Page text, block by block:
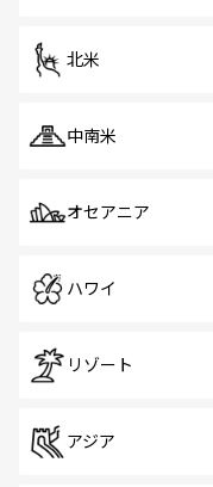
北米
中南米
オセアニア
ハワイ
リゾート
アジア